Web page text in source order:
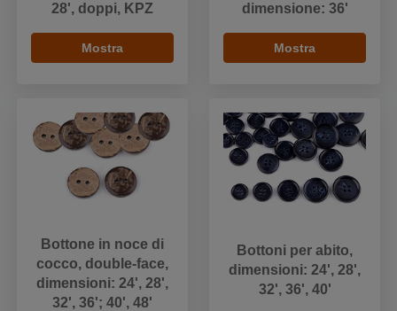
28', doppi, KPZ
Mostra
dimensione: 36'
Mostra
Bottone in noce di
cocco, double-face,
dimensioni: 24', 28',
32', 36'; 40', 48'
Bottoni per abito,
dimensioni: 24', 28',
32', 36', 40'